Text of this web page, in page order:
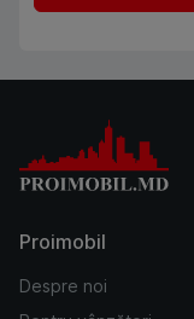
Proimobil
Despre noi